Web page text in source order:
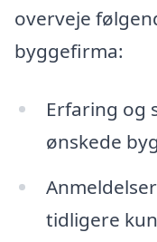
overveje
byggefirma:
Erfaring og
ønskede
tidligere